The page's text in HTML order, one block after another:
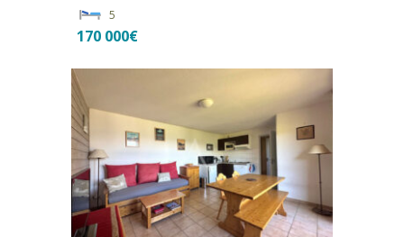
5
170 000€